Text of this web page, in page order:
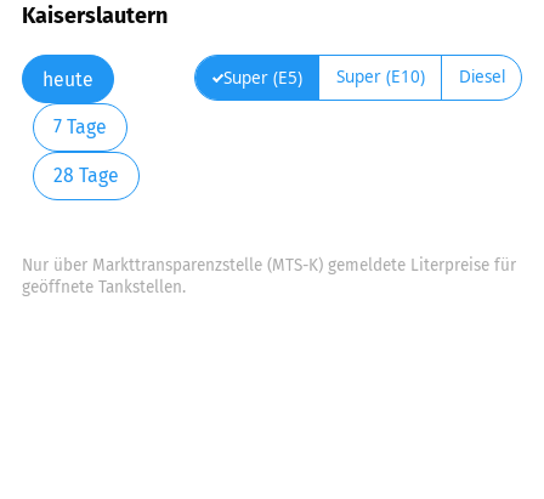
Kaiserslautern
heute
7 Tage
28 Tage
Super (E5) Super (E10) Diesel
Nur über Markttransparenzstelle (MTS-K) gemeldete Literpreise für
geöffnete Tankstellen.